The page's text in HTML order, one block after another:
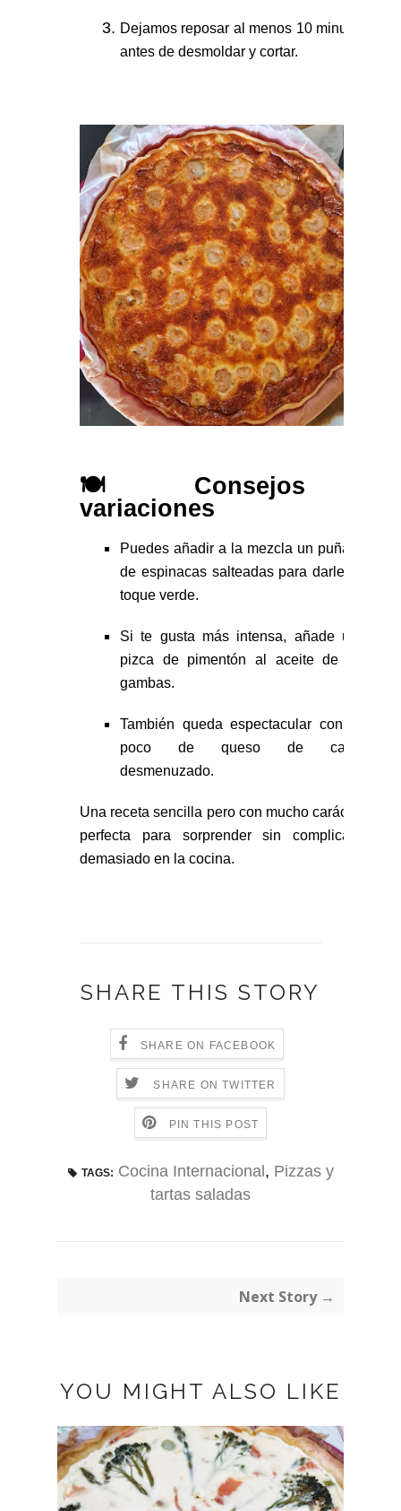
Dejamos reposar al menos 10 minutos
antes de desmoldar y cortar.
🍽 Consejos y
variaciones
Puedes añadir a la mezcla un puñado
de espinacas salteadas para darle un
toque verde.
Si te gusta más intensa, añade una
pizca de pimentón al aceite de las
gambas.
También queda espectacular con un
poco de queso de cabra
desmenuzado.
Una receta sencilla pero con mucho carácter,
perfecta para sorprender sin complicarte
demasiado en la cocina.
SHARE THIS STORY
SHARE ON FACEBOOK
SHARE ON TWITTER
PIN THIS POST
TAGS: Cocina Internacional , Pizzas y
tartas saladas
Next Story →
YOU MIGHT ALSO LIKE